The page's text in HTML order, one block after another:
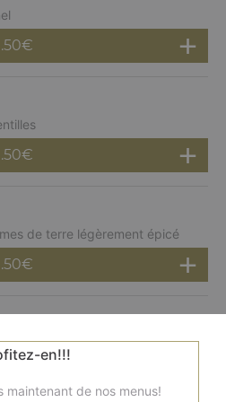
€
€
de terre légèrement épicé
€
la mode du sud de l'inde,
€
en!!!
de nos menus!